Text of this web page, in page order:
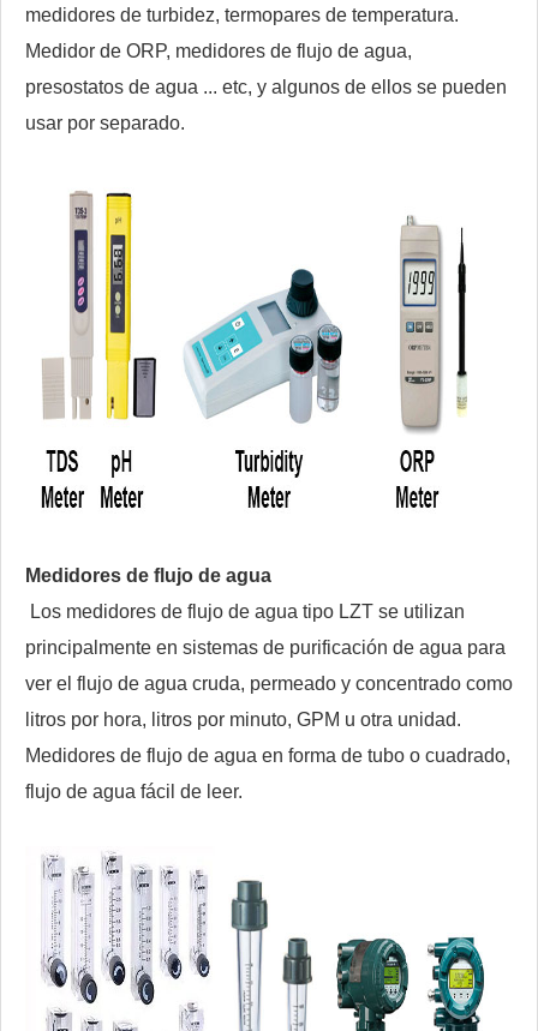
medidores de turbidez, termopares de temperatura.
Medidor de ORP, medidores de flujo de agua,
presostatos de agua ... etc, y algunos de ellos se pueden
usar por separado.
Medidores de flujo de agua
Los medidores de flujo de agua tipo LZT se utilizan
principalmente en sistemas de purificación de agua para
ver el flujo de agua cruda, permeado y concentrado como
litros por hora, litros por minuto, GPM u otra unidad.
Medidores de flujo de agua en forma de tubo o cuadrado,
flujo de agua fácil de leer.